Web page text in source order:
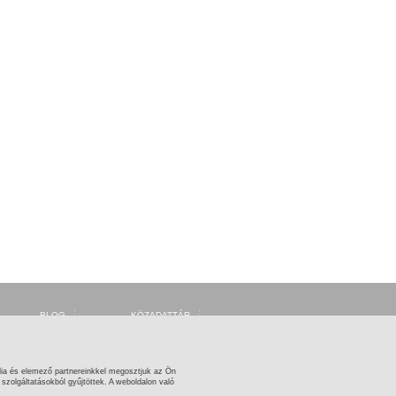
és elemező partnereinkkel megosztjuk az Ön
gyűjtöttek. A weboldalon való
KÖZADATTÁR
OSZK ZENEMŰTÁR
BLOG